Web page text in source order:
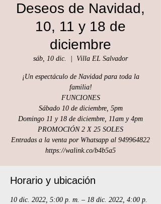
Deseos de Navidad,
10, 11 y 18 de
diciembre
sáb, 10 dic. Villa EL Salvador
¡Un espectáculo de Navidad para toda la
familia!
FUNCIONES
Sábado 10 de diciembre, 5pm
Domingo 11 y 18 de diciembre, 11am y 4pm
PROMOCIÓN 2 X 25 SOLES
Entradas a la venta por Whatsapp al 949964822
https://walink.co/b4b5a5
Horario y ubicación
10 dic. 2022, 5:00 p. m. – 18 dic. 2022, 4:00 p.